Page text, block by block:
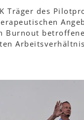
Träger des
Burnout betroffene